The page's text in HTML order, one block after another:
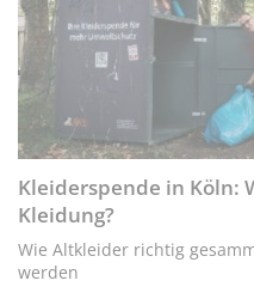
Kleiderspende in Köln:
Kleidung?
Wie Altkleider richtig
werden